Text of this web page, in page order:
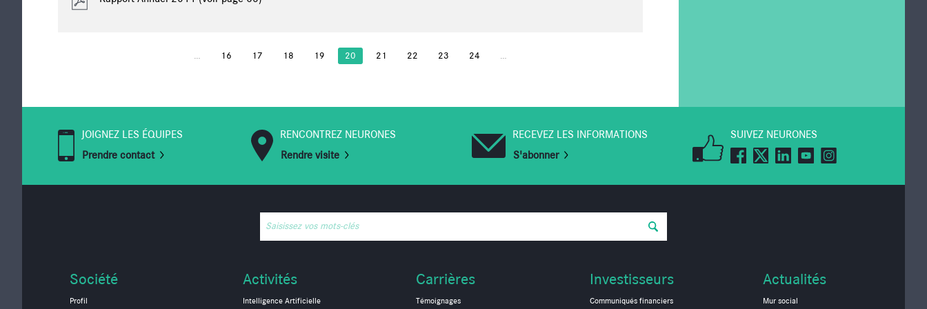
16 17 18 19 20 21 22 23 24
JOIGNEZ LES ÉQUIPES
Prendre contact
RENCONTREZ NEURONES
Rendre visite
RECEVEZ LES INFORMATIONS
S'abonner
SUIVEZ NEURONES
Saisissez vos mots-clés
Société
Profil
Activités
Intelligence Artificielle
Carrières
Témoignages
Investisseurs
Communiqués financiers
Actualités
Mur social